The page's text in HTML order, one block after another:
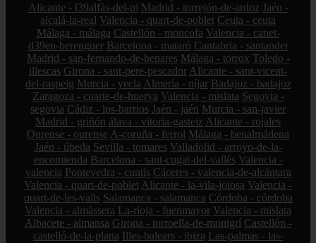
Alicante - l39alfàs-del-pi Madrid - torrejón-de-ardoz Jaén -
alcalá-la-real Valencia - quart-de-poblet Ceuta - ceuta
Málaga - málaga Castellón - moncofa Valencia - canet-
d39en-berenguer Barcelona - mataró Cantabria - santander
Madrid - san-fernando-de-henares Málaga - torrox Toledo -
illescas Girona - sant-pere-pescador Alicante - sant-vicent-
del-raspeig Murcia - yecla Almería - níjar Badajoz - badajoz
Zaragoza - cuarte-de-huerva Valencia - mislata Segovia -
segovia Cádiz - los-barrios Jaén - jaén Murcia - san-javier
Madrid - griñón álava - vitoria-gasteiz Alicante - rojales
Ourense - ourense A-coruña - ferrol Málaga - benalmádena
Jaén - úbeda Sevilla - tomares Valladolid - arroyo-de-la-
encomienda Barcelona - sant-cugat-del-vallès Valencia -
valencia Pontevedra - cuntis Cáceres - valencia-de-alcántara
Valencia - quart-de-poblet Alicante - la-vila-joiosa Valencia -
quart-de-les-valls Salamanca - salamanca Córdoba - córdoba
Valencia - almàssera La-rioja - fuenmayor Valencia - mislata
Albacete - almansa Girona - torroella-de-montgrí Castellón -
castelló-de-la-plana Illes-balears - ibiza Las-palmas - las-